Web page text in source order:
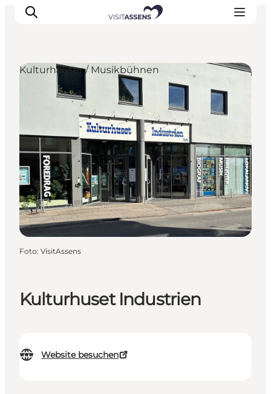
Unterkünfte
Erlebnisse
Essen & trinken
Veranstaltungen
Öffnungszeiten
Kulturhuset Industrien
Website besuchen
Kulturhäuser / Musikbühnen
Foto: VisitAssens